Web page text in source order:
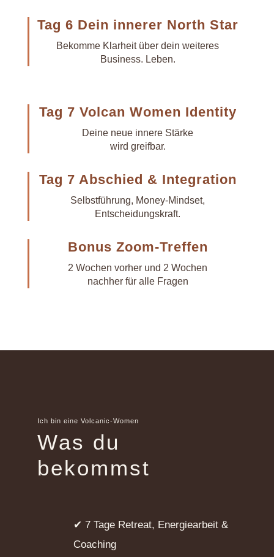
Tag 6 Dein innerer North Star
Bekomme Klarheit über dein weiteres
Business. Leben.
Tag 7 Volcan Women Identity
Deine neue innere Stärke
wird greifbar.
Tag 7 Abschied & Integration
Selbstführung, Money-Mindset,
Entscheidungskraft.
Bonus Zoom-Treffen
2 Wochen vorher und 2 Wochen
nachher für alle Fragen
Ich bin eine Volcanic-Women
Was du
bekommst
✔ 7 Tage Retreat, Energiearbeit &
Coaching